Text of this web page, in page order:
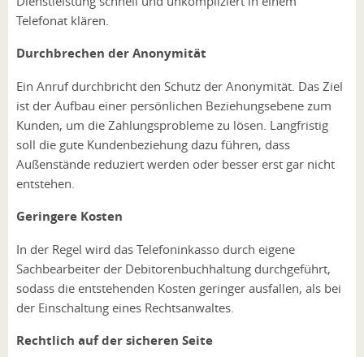
Telefonat klären.
Durchbrechen der Anonymität
Ein Anruf durchbricht den Schutz der Anonymität. Das Ziel
ist der Aufbau einer persönlichen Beziehungsebene zum
Kunden, um die Zahlungsprobleme zu lösen. Langfristig
soll die gute Kundenbeziehung dazu führen, dass
Außenstände reduziert werden oder besser erst gar nicht
entstehen.
Geringere Kosten
In der Regel wird das Telefoninkasso durch eigene
Sachbearbeiter der Debitorenbuchhaltung durchgeführt,
sodass die entstehenden Kosten geringer ausfallen, als bei
der Einschaltung eines Rechtsanwaltes.
Rechtlich auf der sicheren Seite